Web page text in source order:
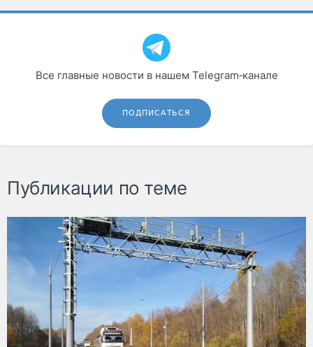
Все главные новости в нашем Telegram‑канале
ПОДПИСАТЬСЯ
Публикации по теме